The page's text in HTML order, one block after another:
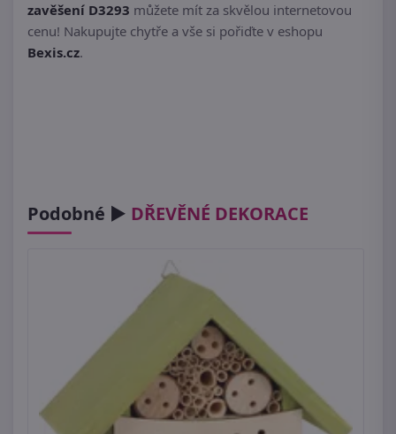
zavěšení D3293 můžete mít za skvělou internetovou
cenu! Nakupujte chytře a vše si pořiďte v eshopu
Bexis.cz.
Podobné ► DŘEVĚNÉ DEKORACE